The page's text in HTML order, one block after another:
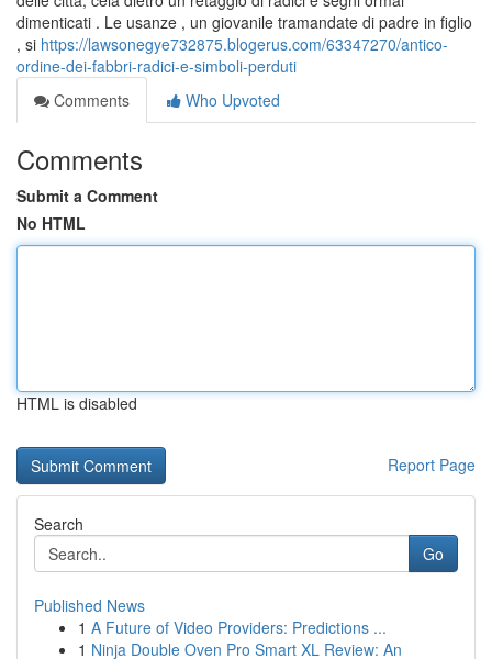
dimenticati . Le usanze , un giovanile tramandate di padre in figlio
, si https://lawsonegye732875.blogerus.com/63347270/antico-
ordine-dei-fabbri-radici-e-simboli-perduti
Comments
Who Upvoted
Comments
Submit a Comment
No HTML
HTML is disabled
Report Page
Search
Go
Published News
1 A Future of Video Providers: Predictions ...
1 Ninja Double Oven Pro Smart XL Review: An